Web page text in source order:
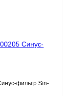
фильтр Sin-